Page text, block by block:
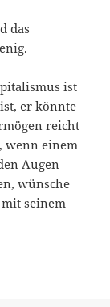
das
ist
er könnte
reicht
wenn einem
Augen
wünsche
seinem